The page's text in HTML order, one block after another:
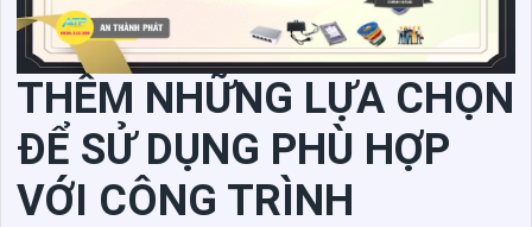
THÊM NHỮNG LỰA CHỌN
ĐỂ SỬ DỤNG PHÙ HỢP
VỚI CÔNG TRÌNH